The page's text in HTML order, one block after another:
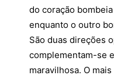
do coração
enquanto o outro
São duas direções
complementam-se
maravilhosa. O